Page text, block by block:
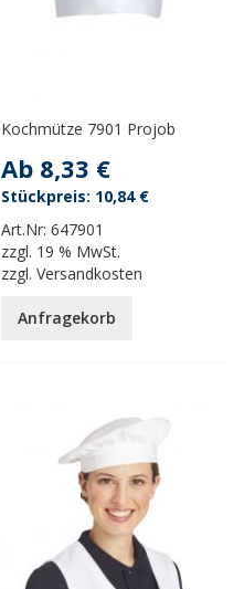
Kochmütze 7901 Projob
Ab 8,33 €
Art.Nr:647901
zzgl. 19 % MwSt.
zzgl.Versandkosten
10,84 €
Anfragekorb